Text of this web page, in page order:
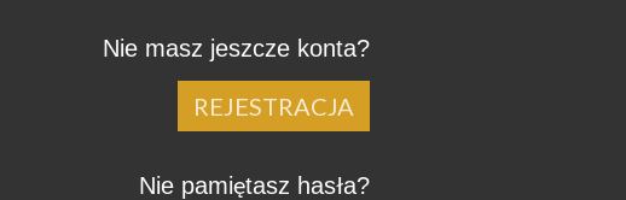
Nie masz jeszcze konta?
REJESTRACJA
Nie pamiętasz hasła?